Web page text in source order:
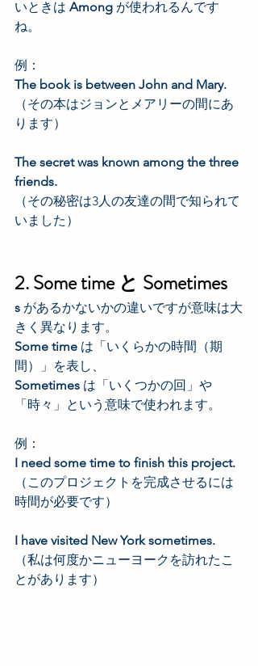
いときは Among が使われるんです
ね。
例：
The book is between John and Mary.
（その本はジョンとメアリーの間にあ
ります）
The secret was known among the three
friends.
（その秘密は3人の友達の間で知られて
いました）
2. Some time と Sometimes
s があるかないかの違いですが意味は大
きく異なります。
Some time は「いくらかの時間（期
間）」を表し、
Sometimes は「いくつかの回」や
「時々」という意味で使われます。
例：
I need some time to finish this project.
（このプロジェクトを完成させるには
時間が必要です）
I have visited New York sometimes.
（私は何度かニューヨークを訪れたこ
とがあります）